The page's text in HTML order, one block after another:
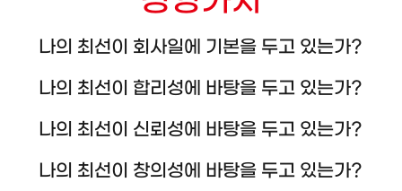
나의 최선이 회사일에 기본을 두고 있는가?
나의 최선이 합리성에 바탕을 두고 있는가?
나의 최선이 신뢰성에 바탕을 두고 있는가?
나의 최선이 창의성에 바탕을 두고 있는가?